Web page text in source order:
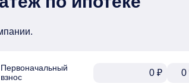
Первоначальный
взнос
₽